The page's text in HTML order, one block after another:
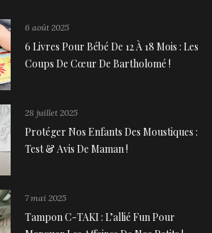
6 août 2025
6 Livres Pour Bébé De 12 À 18 Mois : Les
Coups De Cœur De Bartholomé !
28 juillet 2025
Protéger Nos Enfants Des Moustiques :
Test & Avis De Maman !
7 mai 2025
Tampon C-TAKI : L’allié Fun Pour